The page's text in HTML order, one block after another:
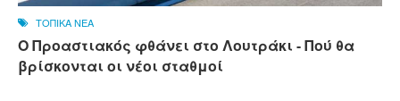
ΤΟΠΙΚΑ ΝΕΑ
Ο Προαστιακός φθάνει στο Λουτράκι - Πού θα
βρίσκονται οι νέοι σταθμοί